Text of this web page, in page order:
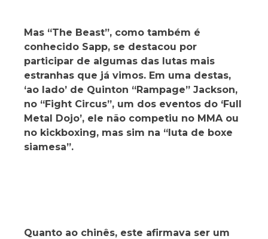
Mas “The Beast”, como também é
conhecido Sapp, se destacou por
participar de algumas das lutas mais
estranhas que já vimos. Em uma destas,
‘ao lado’ de Quinton “Rampage” Jackson,
no “Fight Circus”, um dos eventos do ‘Full
Metal Dojo’, ele não competiu no MMA ou
no kickboxing, mas sim na “luta de boxe
siamesa”.
Quanto ao chinês, este afirmava ser um